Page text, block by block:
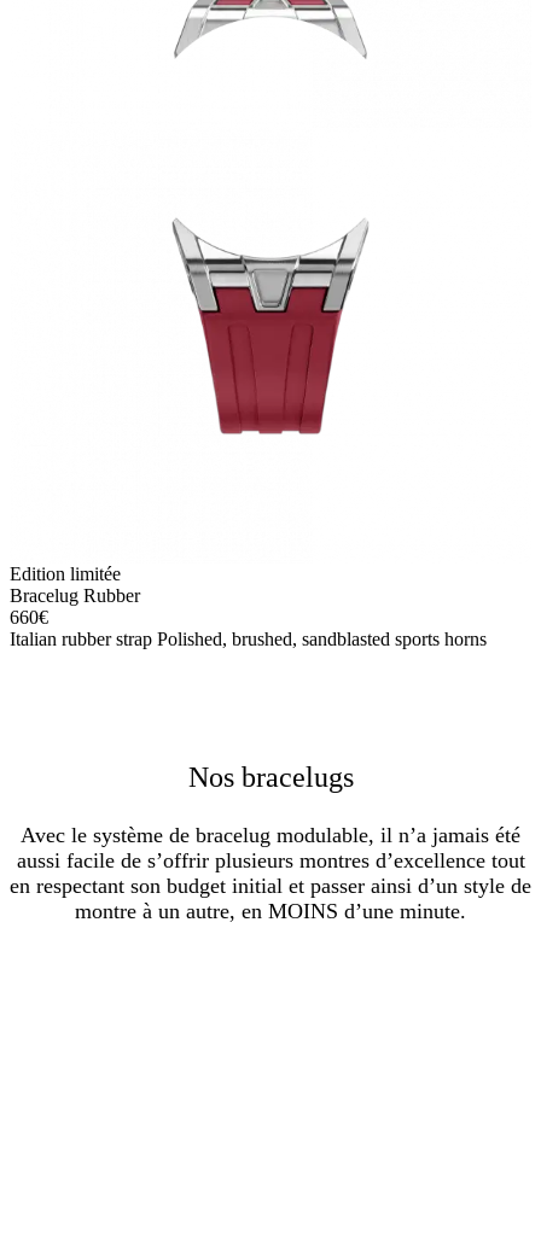
Edition limitée
Bracelug Rubber
660€
Italian rubber strap Polished, brushed, sandblasted sports horns
Nos bracelugs
Avec le système de bracelug modulable, il n’a jamais été
aussi facile de s’offrir plusieurs montres d’excellence tout
en respectant son budget initial et passer ainsi d’un style de
montre à un autre, en MOINS d’une minute.